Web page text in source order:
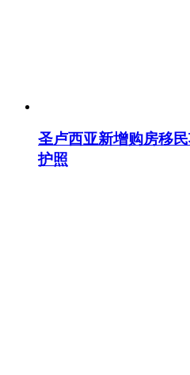
圣卢西亚新增购房移
护照